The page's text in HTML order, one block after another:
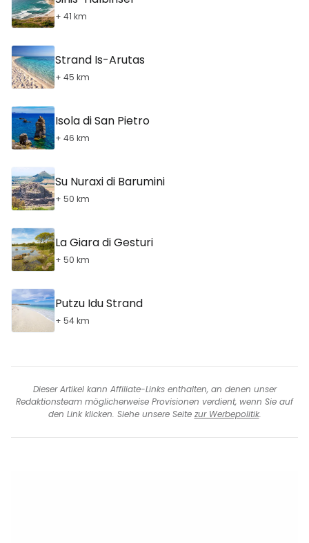
+ 41 km
Strand Is-Arutas
+ 45 km
Isola di San Pietro
+ 46 km
Su Nuraxi di Barumini
+ 50 km
La Giara di Gesturi
+ 50 km
Putzu Idu Strand
+ 54 km
Dieser Artikel kann Affiliate-Links enthalten, an denen unser
Redaktionsteam möglicherweise Provisionen verdient, wenn Sie auf
den Link klicken. Siehe unsere Seite zur Werbepolitik.